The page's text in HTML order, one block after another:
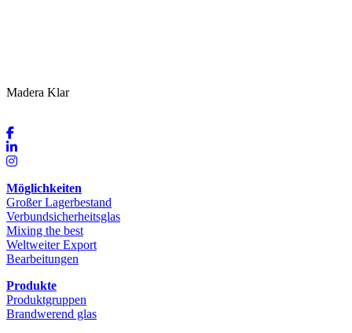
Madera Klar
Möglichkeiten
Großer Lagerbestand
Verbundsicherheitsglas
Mixing the best
Weltweiter Export
Bearbeitungen
Produkte
Produktgruppen
Brandwerend glas